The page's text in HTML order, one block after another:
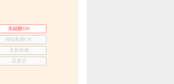
未経験OK
時短勤務OK
店長候補
百貨店